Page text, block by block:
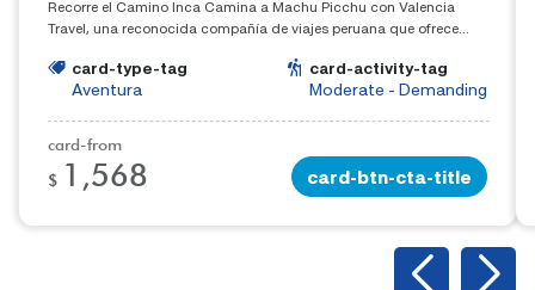
Recorre el Camino Inca Camina a Machu Picchu con Valencia
Travel, una reconocida compañía de viajes peruana que ofrece
información sobre el Camino Inca a Machu Picchu.
card-type-tag
Aventura
card-activity-tag
Moderate - Demanding
card-from
$ 1,568 card-btn-cta-title